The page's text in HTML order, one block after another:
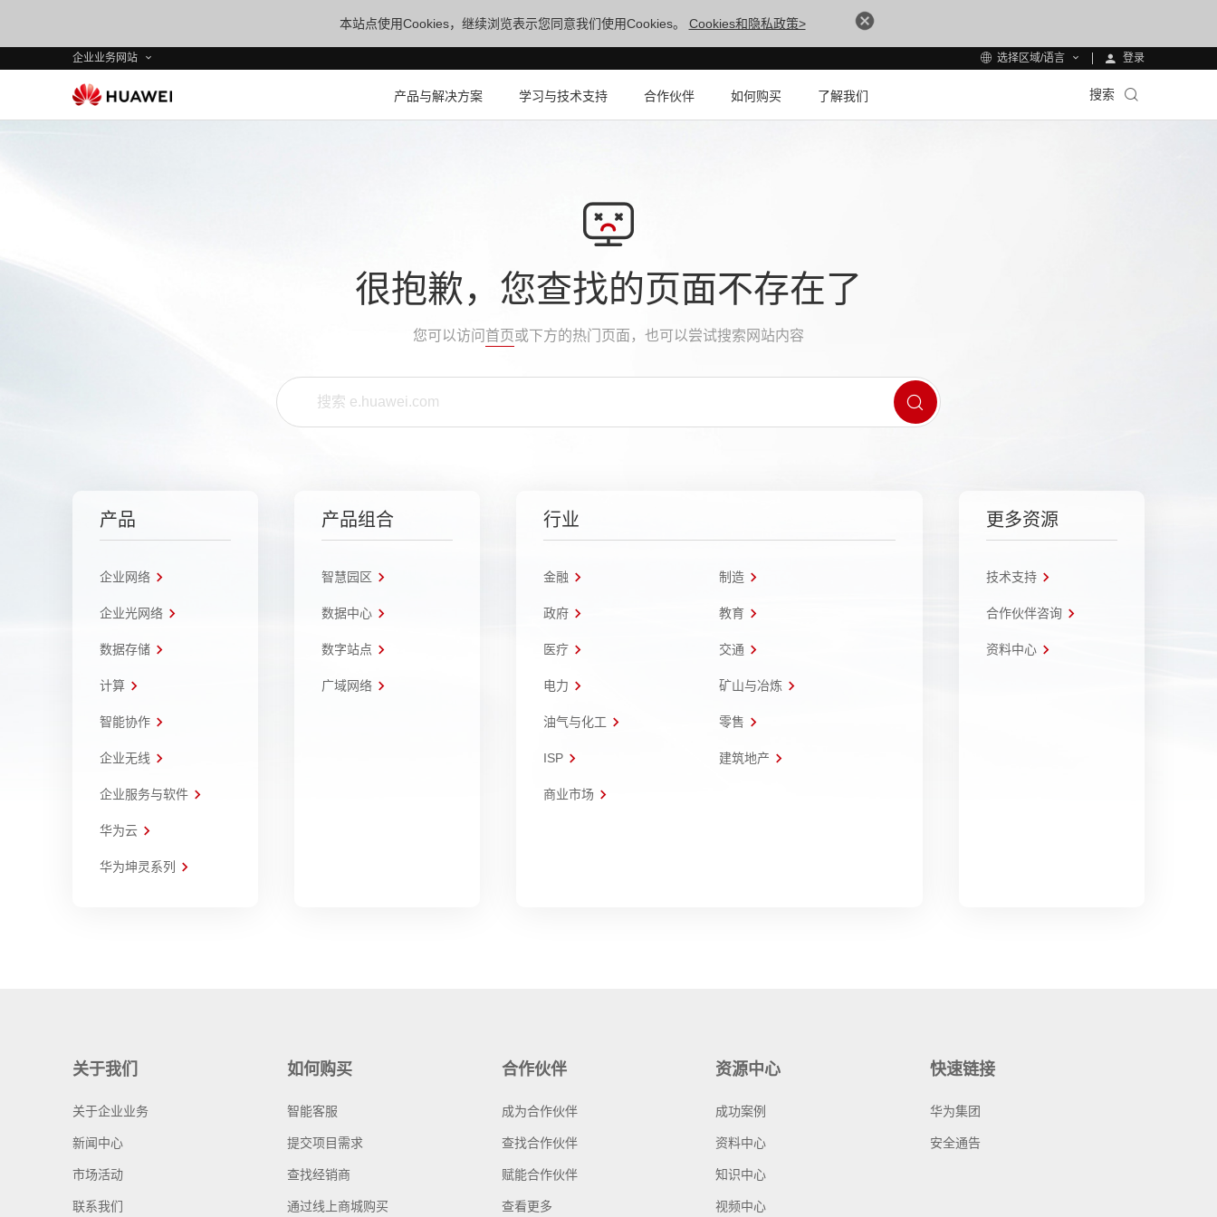
本站点使用Cookies，继续浏览表示您同意我们使用Cookies。 Cookies和隐私政策>
企业业务网站 选择区域/语言 登录
产品与解决方案 学习与技术支持 合作伙伴 如何购买 了解我们 搜索
很抱歉，您查找的页面不存在了
您可以访问 首页或下方的热门页面，也可以尝试搜索网站内容
产品
企业网络
企业光网络
数据存储
计算
智能协作
企业无线
企业服务与软件
华为云
华为坤灵系列
产品组合
智慧园区
数据中心
数字站点
广域网络
行业
金融 制造
政府 教育
医疗 交通
电力 矿山与冶炼
油气与化工 零售
ISP 建筑地产
商业市场
更多资源
技术支持
合作伙伴咨询
资料中心
关于我们
关于企业业务
新闻中心
市场活动
联系我们
如何购买
智能客服
提交项目需求
查找经销商
通过线上商城购买
合作伙伴
成为合作伙伴
查找合作伙伴
赋能合作伙伴
查看更多
资源中心
成功案例
资料中心
知识中心
视频中心
快速链接
华为集团
安全通告